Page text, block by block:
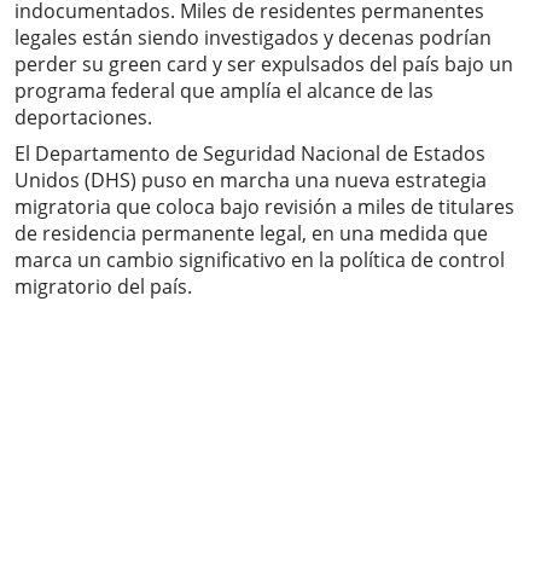
indocumentados. Miles de residentes permanentes
legales están siendo investigados y decenas podrían
perder su green card y ser expulsados del país bajo un
programa federal que amplía el alcance de las
deportaciones.
El Departamento de Seguridad Nacional de Estados
Unidos (DHS) puso en marcha una nueva estrategia
migratoria que coloca bajo revisión a miles de titulares
de residencia permanente legal, en una medida que
marca un cambio significativo en la política de control
migratorio del país.